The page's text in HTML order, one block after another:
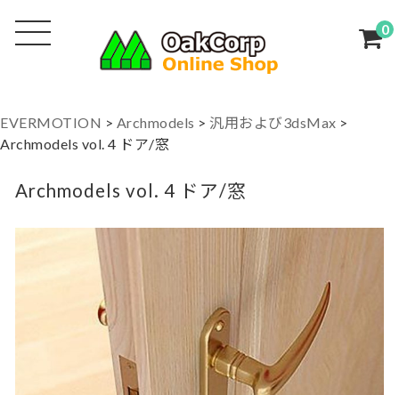
0
EVERMOTION > Archmodels > 汎用および3dsMax >
Archmodels vol. 4 ドア/窓
Archmodels vol. 4 ドア/窓